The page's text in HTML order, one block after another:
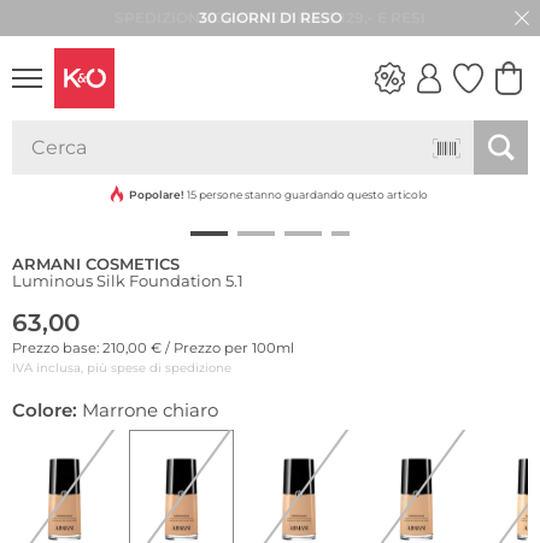
30 GIORNI DI RESO
VIBES
Popolare! 15 persone stanno guardando questo articolo
ARMANI COSMETICS
Luminous Silk Foundation 5.1
63,00
Prezzo base: 210,00 € / Prezzo per 100ml
IVA inclusa, più spese di spedizione
Colore: Marrone chiaro